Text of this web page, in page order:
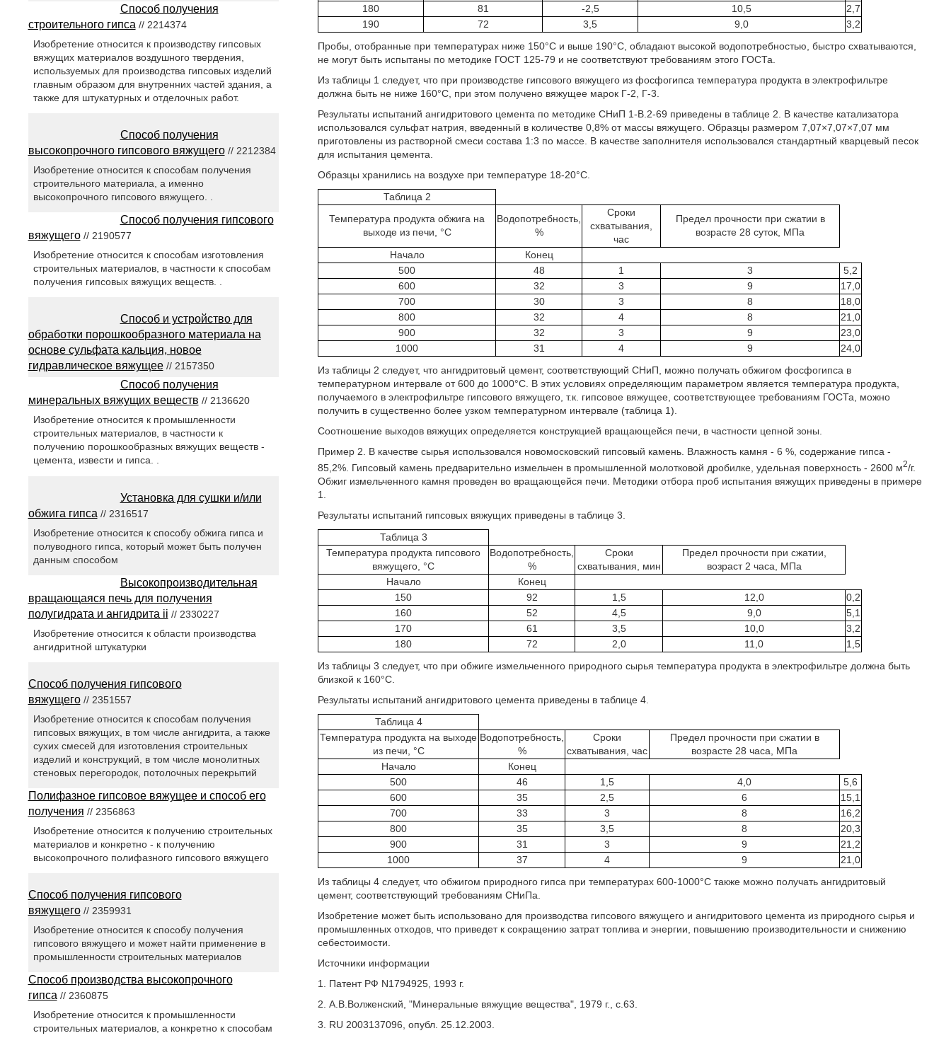
180
81 -2,5 10,5
2,7
190
72 3,5 9,0
3,2
Пробы, отобранные при температурах ниже 150°С и выше 190°С, обладают высокой водопотребностью, быстро схватываются,
не могут быть испытаны по методике ГОСТ 125-79 и не соответствуют требованиям этого ГОСТа.
Из таблицы 1 следует, что при производстве гипсового вяжущего из фосфогипса температура продукта в электрофильтре
должна быть не ниже 160°С, при этом получено вяжущее марок Г-2, Г-3.
Результаты испытаний ангидритового цемента по методике СНиП 1-В.2-69 приведены в таблице 2. В качестве катализатора
использовался сульфат натрия, введенный в количестве 0,8% от массы вяжущего. Образцы размером 7,07×7,07×7,07 мм
приготовлены из растворной смеси состава 1:3 по массе. В качестве заполнителя использовался стандартный кварцевый песок
для испытания цемента.
Образцы хранились на воздухе при температуре 18-20°С.
Таблица 2
Температура продукта обжига на
выходе из печи, °C
Водопотребность,
%
Сроки
схватывания,
час
Предел прочности при сжатии в
возрасте 28 суток, МПа
Начало
Конец
500
48 1 3
5,2
600
32 3 9
17,0
700
30 3 8
18,0
800
32 4 8
21,0
900
32 3 9
23,0
1000
31 4 9
24,0
Из таблицы 2 следует, что ангидритовый цемент, соответствующий СНиП, можно получать обжигом фосфогипса в
температурном интервале от 600 до 1000°С. В этих условиях определяющим параметром является температура продукта,
получаемого в электрофильтре гипсового вяжущего, т.к. гипсовое вяжущее, соответствующее требованиям ГОСТа, можно
получить в существенно более узком температурном интервале (таблица 1).
Соотношение выходов вяжущих определяется конструкцией вращающейся печи, в частности цепной зоны.
Пример 2. В качестве сырья использовался новомосковский гипсовый камень. Влажность камня - 6 %, содержание гипса -
85,2%. Гипсовый камень предварительно измельчен в промышленной молотковой дробилке, удельная поверхность - 2600 м2/г.
Обжиг измельченного камня проведен во вращающейся печи. Методики отбора проб испытания вяжущих приведены в примере
1.
Результаты испытаний гипсовых вяжущих приведены в таблице 3.
Таблица 3
Температура продукта гипсового
вяжущего, °С
Водопотребность,
%
Сроки
схватывания, мин
Предел прочности при сжатии,
возраст 2 часа, МПа
Начало
Конец
150
92 1,5 12,0
0,2
160
52 4,5 9,0
5,1
170
61 3,5 10,0
3,2
180
72 2,0 11,0
1,5
Из таблицы 3 следует, что при обжиге измельченного природного сырья температура продукта в электрофильтре должна быть
близкой к 160°С.
Результаты испытаний ангидритового цемента приведены в таблице 4.
Таблица 4
Температура продукта на выходе
из печи, °С
Водопотребность,
%
Сроки
схватывания, час
Предел прочности при сжатии в
возрасте 28 часа, МПа
Начало
Конец
500
46 1,5 4,0
5,6
600
35 2,5 6
15,1
700
33 3 8
16,2
800
35 3,5 8
20,3
900
31 3 9
21,2
1000
37 4 9
21,0
Из таблицы 4 следует, что обжигом природного гипса при температурах 600-1000°С также можно получать ангидритовый
цемент, соответствующий требованиям СНиПа.
Изобретение может быть использовано для производства гипсового вяжущего и ангидритового цемента из природного сырья и
промышленных отходов, что приведет к сокращению затрат топлива и энергии, повышению производительности и снижению
себестоимости.
Источники информации
1. Патент РФ N1794925, 1993 г.
2. А.В.Волженский, "Минеральные вяжущие вещества", 1979 г., с.63.
3. RU 2003137096, опубл. 25.12.2003.
Способ получения
строительного гипса // 2214374
Изобретение относится к производству гипсовых
вяжущих материалов воздушного твердения,
используемых для производства гипсовых изделий
главным образом для внутренних частей здания, а
также для штукатурных и отделочных работ.
Способ получения
высокопрочного гипсового вяжущего// 2212384
Изобретение относится к способам получения
строительного материала, а именно
высокопрочного гипсового вяжущего. .
Способ получения гипсового
вяжущего// 2190577
Изобретение относится к способам изготовления
строительных материалов, в частности к способам
получения гипсовых вяжущих веществ. .
Способ и устройство для
обработки порошкообразного материала на
основе сульфата кальция, новое
гидравлическое вяжущее// 2157350
Способ получения
минеральных вяжущих веществ // 2136620
Изобретение относится к промышленности
строительных материалов, в частности к
получению порошкообразных вяжущих веществ -
цемента, извести и гипса. .
Установка для сушки и/или
обжига гипса // 2316517
Изобретение относится к способу обжига гипса и
полуводного гипса, который может быть получен
данным способом
Высокопроизводительная
вращающаяся печь для получения
полугидрата и ангидрита ii // 2330227
Изобретение относится к области производства
ангидритной штукатурки
Способ получения гипсового
вяжущего// 2351557
Изобретение относится к способам получения
гипсовых вяжущих, в том числе ангидрита, а также
сухих смесей для изготовления строительных
изделий и конструкций, в том числе монолитных
стеновых перегородок, потолочных перекрытий
Полифазное гипсовое вяжущее и способ его
получения // 2356863
Изобретение относится к получению строительных
материалов и конкретно - к получению
высокопрочного полифазного гипсового вяжущего
Способ получения гипсового
вяжущего// 2359931
Изобретение относится к способу получения
гипсового вяжущего и может найти применение в
промышленности строительных материалов
Способ производства высокопрочного
гипса// 2360875
Изобретение относится к промышленности
строительных материалов, а конкретно к способам